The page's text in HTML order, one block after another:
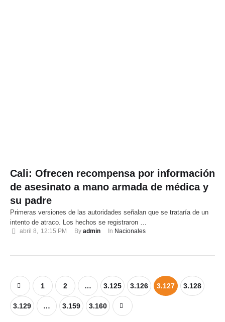
Cali: Ofrecen recompensa por información
de asesinato a mano armada de médica y
su padre
Primeras versiones de las autoridades señalan que se trataría de un
intento de atraco. Los hechos se registraron …
abril 8, 12:15 PM By admin In Nacionales
1 2 … 3.125 3.126 3.127 3.128
3.129 … 3.159 3.160